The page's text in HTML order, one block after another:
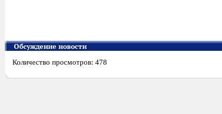
Обсуждение новости
Количество просмотров: 478